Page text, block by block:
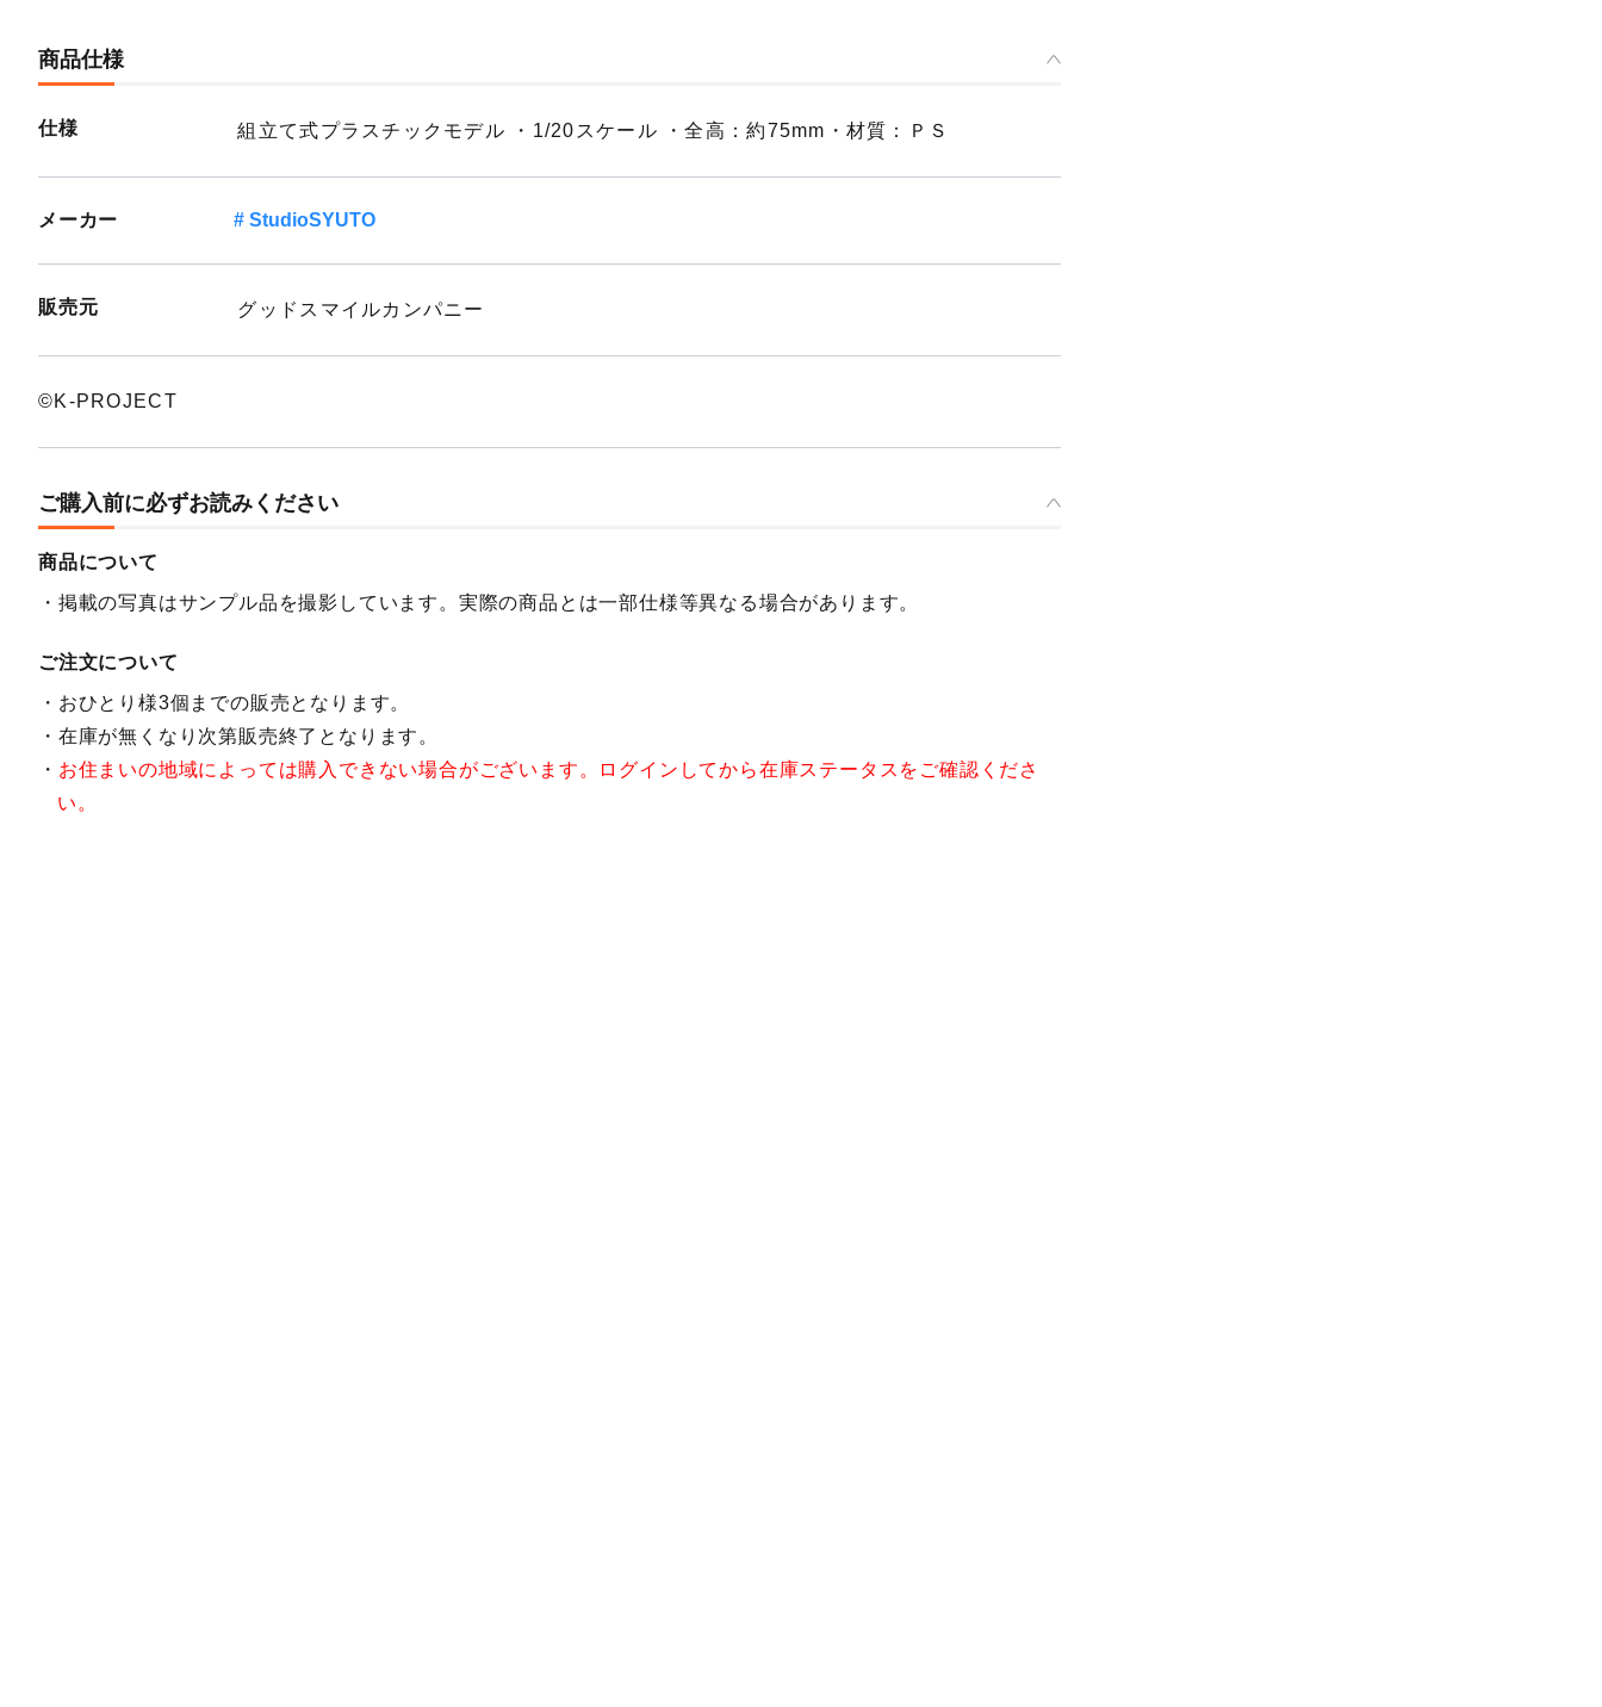
商品仕様
仕様 組立て式プラスチックモデル ・1/20スケール ・全高：約75mm・材質：ＰＳ
メーカー StudioSYUTO
販売元 グッドスマイルカンパニー
©K-PROJECT
ご購入前に必ずお読みください
商品について
掲載の写真はサンプル品を撮影しています。実際の商品とは一部仕様等異なる場合があります。
ご注文について
おひとり様3個までの販売となります。
在庫が無くなり次第販売終了となります。
お住まいの地域によっては購入できない場合がございます。ログインしてから在庫ステータスをご確認くださ
い。